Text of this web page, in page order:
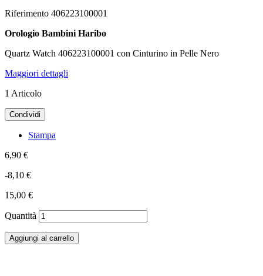
Riferimento 406223100001
Orologio Bambini Haribo
Quartz Watch 406223100001 con Cinturino in Pelle Nero
Maggiori dettagli
1 Articolo
Condividi
Stampa
6,90 €
-8,10 €
15,00 €
Quantità
Aggiungi al carrello